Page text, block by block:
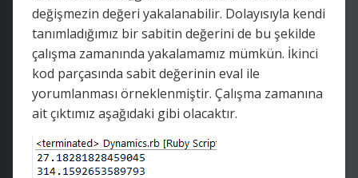
değişmezin değeri yakalanabilir. Dolayısıyla kendi
tanımladığımız bir sabitin değerini de bu şekilde
çalışma zamanında yakalamamız mümkün. İkinci
kod parçasında sabit değerinin eval ile
yorumlanması örneklenmiştir. Çalışma zamanına
ait çıktımız aşağıdaki gibi olacaktır.